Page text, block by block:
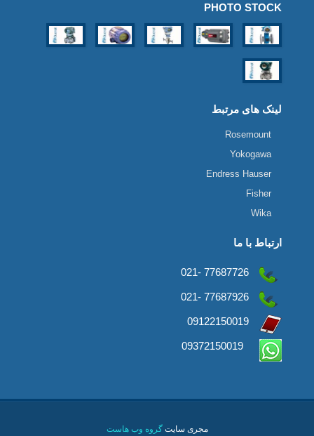
PHOTO STOCK
لینک های مرتبط
Rosemount
Yokogawa
Endress Hauser
Fisher
Wika
ارتباط با ما
77687726 -021
77687926 -021
09122150019
09372150019
مجری سایت گروه وب هاست